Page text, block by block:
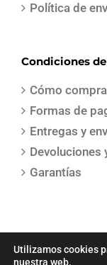
Política de
Condiciones
Cómo
Formas de
Entregas y
Devoluciones
Garantías
Utilizamos cookies
nuestra web.